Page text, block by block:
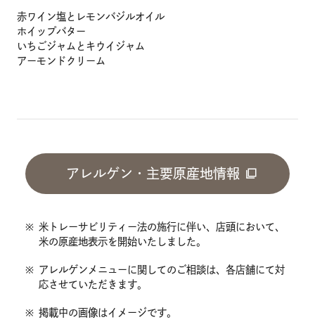
赤ワイン塩とレモンバジルオイル
ホイップバター
いちごジャムとキウイジャム
アーモンドクリーム
アレルゲン・主要原産地情報
※ 米トレーサビリティー法の施行に伴い、店頭において、
米の原産地表示を開始いたしました。
※ アレルゲンメニューに関してのご相談は、各店舗にて対
応させていただきます。
※ 掲載中の画像はイメージです。